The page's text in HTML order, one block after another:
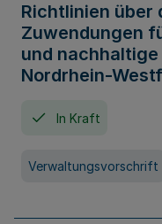
Richtlinien über
Zuwendungen
und
Nordrhein-
In Kraft
Verwaltungsvorschrift